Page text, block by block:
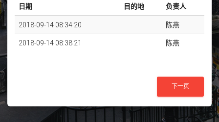
日期 目的地 负责人
2018-09-14 08:34:20 陈燕
2018-09-14 08:38:21 陈燕